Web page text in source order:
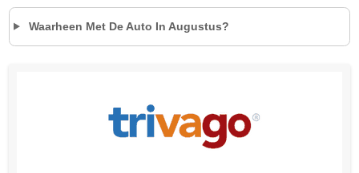
Waarheen Met De Auto In Augustus?